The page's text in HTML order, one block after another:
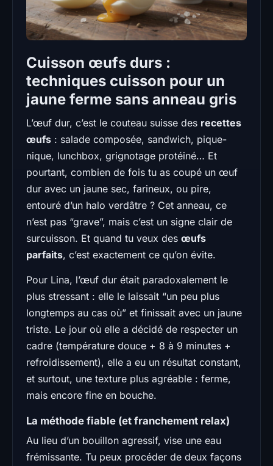
Cuisson œufs durs :
techniques cuisson pour un
jaune ferme sans anneau gris
L’œuf dur, c’est le couteau suisse des recettes
œufs : salade composée, sandwich, pique-
nique, lunchbox, grignotage protéiné… Et
pourtant, combien de fois tu as coupé un œuf
dur avec un jaune sec, farineux, ou pire,
entouré d’un halo verdâtre ? Cet anneau, ce
n’est pas “grave”, mais c’est un signe clair de
surcuisson. Et quand tu veux des œufs
parfaits, c’est exactement ce qu’on évite.
Pour Lina, l’œuf dur était paradoxalement le
plus stressant : elle le laissait “un peu plus
longtemps au cas où” et finissait avec un jaune
triste. Le jour où elle a décidé de respecter un
cadre (température douce + 8 à 9 minutes +
refroidissement), elle a eu un résultat constant,
et surtout, une texture plus agréable : ferme,
mais encore fine en bouche.
La méthode fiable (et franchement relax)
Au lieu d’un bouillon agressif, vise une eau
frémissante. Tu peux procéder de deux façons